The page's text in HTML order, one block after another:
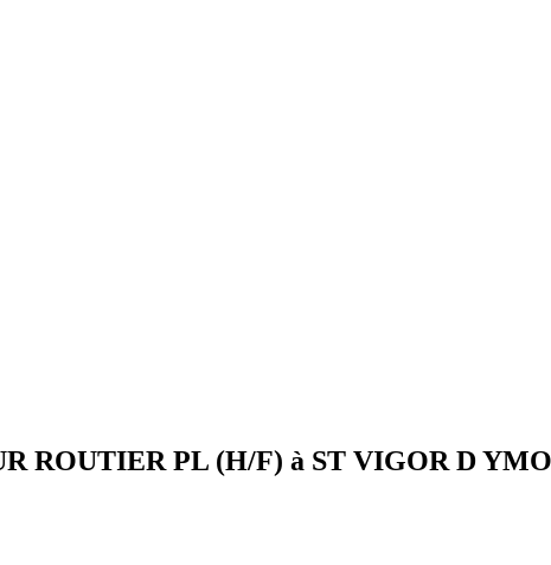
ROUTIER PL (H/F) à ST VIGOR D